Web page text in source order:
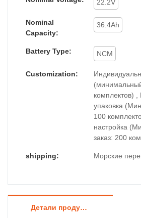
22.2V
Nominal
Capacity:
36.4Ah
Battery Type: NCM
Customization:
комплектов)
упаковка
100
настройка
заказ: 200
shipping: Морские
Детали продуктов